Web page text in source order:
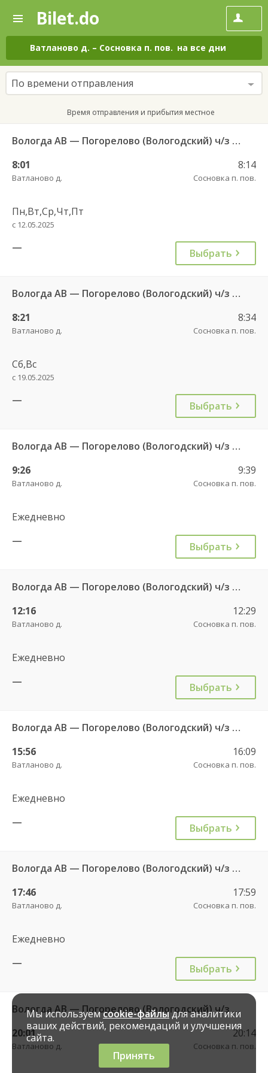
—
Поиск
и
покупка
билетов
на
автобус
онлайн
Bilet.do
Ватланово д. – Сосновка п. пов. на все дни
По времени отправления
Время отправления и прибытия местное
Вологда АВ — Погорелово (Вологодский) ч/з Новый Источник 422
8:01
Ватланово д.
8:14
Сосновка п. пов.
Пн,Вт,Ср,Чт,Пт
с 12.05.2025
— Выбрать
Вологда АВ — Погорелово (Вологодский) ч/з Новый Источник 422
8:21
Ватланово д.
8:34
Сосновка п. пов.
Сб,Вс
с 19.05.2025
— Выбрать
Вологда АВ — Погорелово (Вологодский) ч/з Новый Источник 422
9:26
Ватланово д.
9:39
Сосновка п. пов.
Ежедневно
—
Выбрать
Вологда АВ — Погорелово (Вологодский) ч/з Новый Источник 422
12:16
Ватланово д.
12:29
Сосновка п. пов.
Ежедневно
—
Выбрать
Вологда АВ — Погорелово (Вологодский) ч/з Новый Источник 422
15:56
Ватланово д.
16:09
Сосновка п. пов.
Ежедневно
—
Выбрать
Вологда АВ — Погорелово (Вологодский) ч/з Новый Источник 422
17:46
Ватланово д.
17:59
Сосновка п. пов.
Ежедневно
—
Выбрать
Вологда АВ — Погорелово (Вологодский) ч/з Новый Источник 422
20:01
Ватланово д.
20:14
Сосновка п. пов.
Мы используемcookie-файлыдля аналитики
ваших действий, рекомендаций и улучшения
сайта.
Принять